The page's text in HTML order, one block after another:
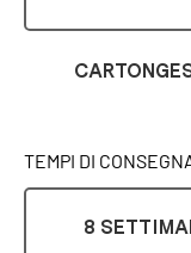
TEMPI DI
8